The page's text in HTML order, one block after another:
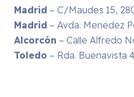
Madrid – C/Maudes 15,
Madrid – Avda. Menedez
Alcorcón – Calle Alfredo
Toledo – Rda. Buenavista